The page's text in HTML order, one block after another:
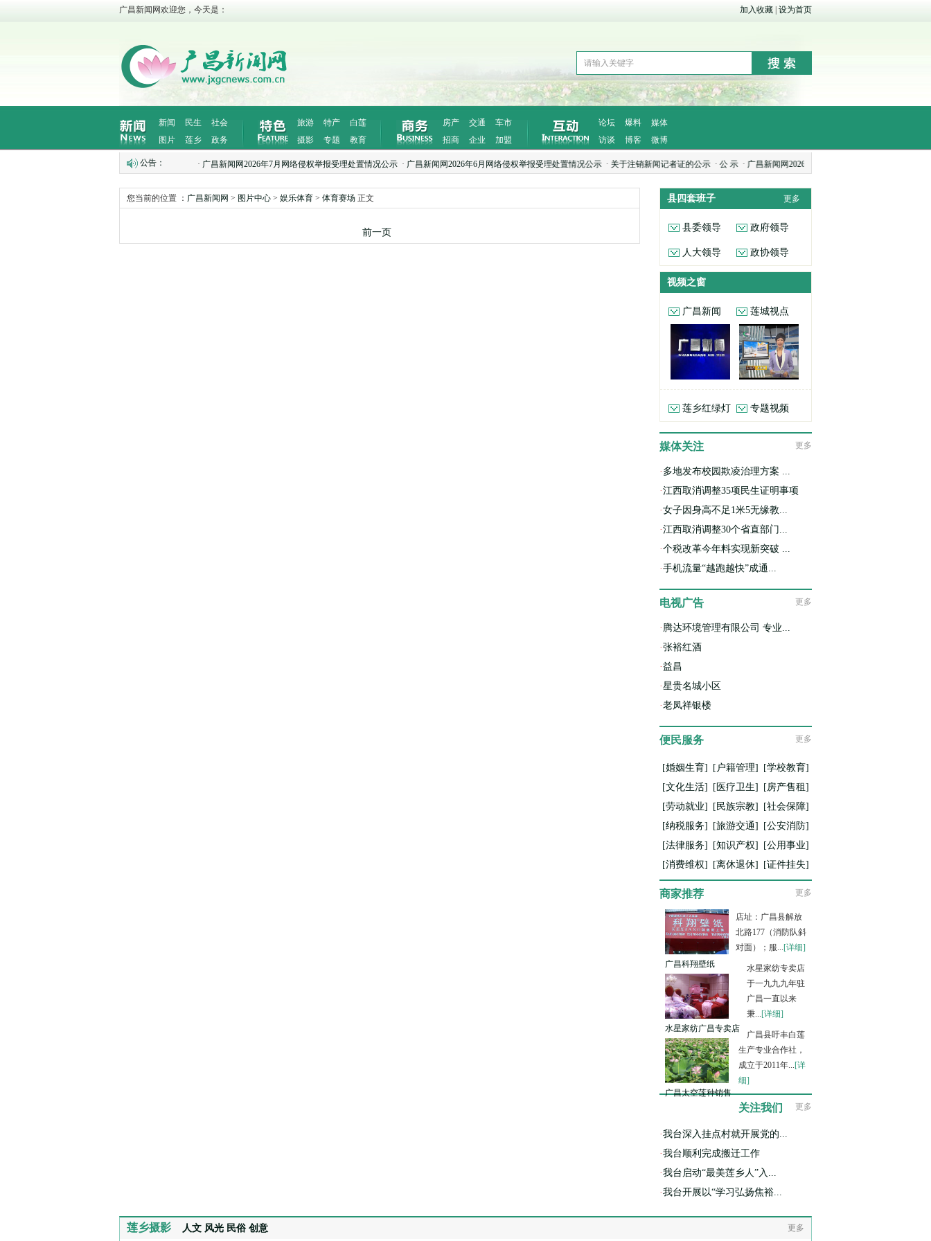
广昌新闻网欢迎您，今天是： 加入收藏 设为首页
新闻 民生
社会
图片
莲乡 政务
旅游 特产
白莲
摄影
专题 教育
房产 交通
车市
招商
企业 加盟
论坛 爆料
媒体
访谈
博客 微博
公告： 广昌新闻网2026年7月网络侵权举报受理处置情况公示·广昌新闻网2026年6月网络侵权举报受理处置情况公示·关于注销新闻记者证的公示·公 示·广昌新闻网2026年5月网络侵权举报受理处置情况公示
您当前的位置 ： 广昌新闻网 > 图片中心 > 娱乐体育 > 体育赛场 正文
前一页
更多
县四套班子
县委领导 政府领导
人大领导 政协领导
视频之窗
广昌新闻 莲城视点
莲乡红绿灯 专题视频
更多
媒体关注
· 多地发布校园欺凌治理方案 ...
·江西取消调整35项民生证明事项
·女子因身高不足1米5无缘教...
·江西取消调整30个省直部门...
·个税改革今年料实现新突破 ...
·手机流量“越跑越快”成通...
更多
电视广告
· 腾达环境管理有限公司 专业...
·张裕红酒
·益昌
·星贵名城小区
·老凤祥银楼
更多
便民服务
[婚姻生育] [户籍管理]
[学校教育]
[文化生活]
[医疗卫生]
[房产售租]
[劳动就业]
[民族宗教]
[社会保障]
[纳税服务]
[旅游交通]
[公安消防]
[法律服务]
[知识产权]
[公用事业]
[消费维权]
[离休退休] [证件挂失]
更多
商家推荐
广昌科翔壁纸
店址：广昌县解放
北路177（消防队斜
对面）；服...[详细]
水星家纺广昌专卖店
水星家纺专卖店
于一九九九年驻
广昌一直以来
秉...[详细]
广昌太空莲种销售
广昌县盱丰白莲
生产专业合作社，
成立于2011年...[详
细]
更多
关注我们
·我台深入挂点村就开展党的...
·我台顺利完成搬迁工作
·我台启动“最美莲乡人”入...
·我台开展以“学习弘扬焦裕...
更多
莲乡摄影 人文 风光 民俗 创意